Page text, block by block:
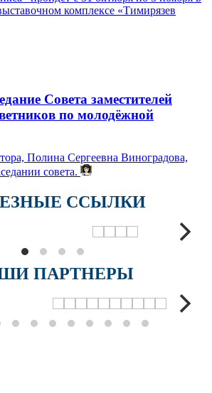
комплексе «Тимирязев
Совета заместителей
по молодёжной
Полина Сергеевна Виноградова,
совета.
ССЫЛКИ
ПАРТНЕРЫ